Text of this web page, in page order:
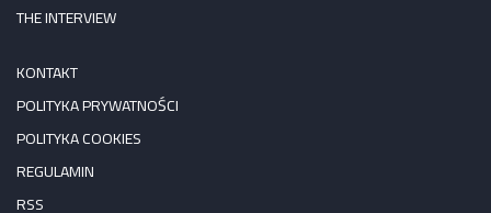
THE INTERVIEW
KONTAKT
POLITYKA PRYWATNOŚCI
POLITYKA COOKIES
REGULAMIN
RSS